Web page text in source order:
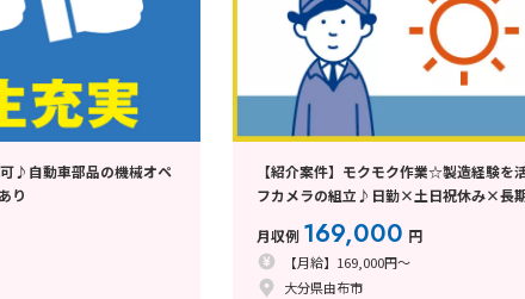
♪自動車部品の機械オペ
り
【紹介案件】モクモク作業☆製造経験を
フカメラの組立♪日勤×土日祝休み×長
月収例 169,000 円
【月給】169,000円～
大分県由布市